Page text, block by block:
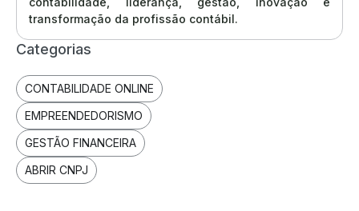
transformação da profissão contábil.
Categorias
CONTABILIDADE ONLINE
EMPREENDEDORISMO
GESTÃO FINANCEIRA
ABRIR CNPJ